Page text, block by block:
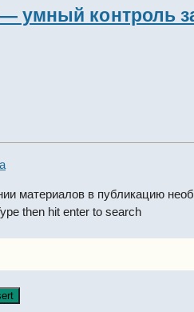
умный контроль
материалов в публикацию
then hit enter to search